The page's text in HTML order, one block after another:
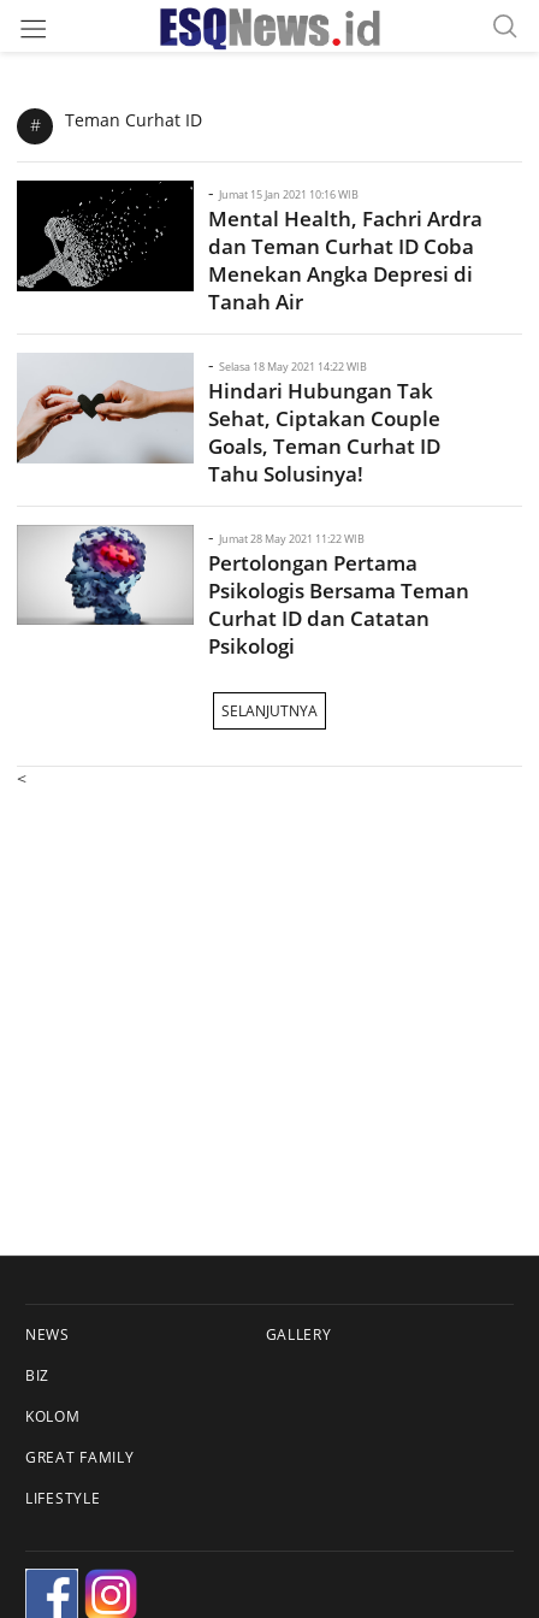
# Teman Curhat ID
- Jumat 15 Jan 2021 10:16 WIB
Mental Health, Fachri Ardra
dan Teman Curhat ID Coba
Menekan Angka Depresi di
Tanah Air
- Selasa 18 May 2021 14:22 WIB
Hindari Hubungan Tak
Sehat, Ciptakan Couple
Goals, Teman Curhat ID
Tahu Solusinya!
- Jumat 28 May 2021 11:22 WIB
Pertolongan Pertama
Psikologis Bersama Teman
Curhat ID dan Catatan
Psikologi
SELANJUTNYA
<
NEWS
BIZ
KOLOM
GREAT FAMILY
LIFESTYLE
GALLERY